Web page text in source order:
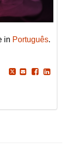
in Português.